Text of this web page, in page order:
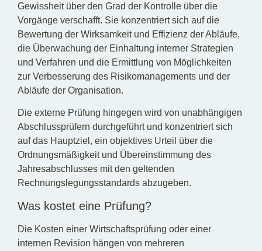
Gewissheit über den Grad der Kontrolle über die
Vorgänge verschafft. Sie konzentriert sich auf die
Bewertung der Wirksamkeit und Effizienz der Abläufe,
die Überwachung der Einhaltung interner Strategien
und Verfahren und die Ermittlung von Möglichkeiten
zur Verbesserung des Risikomanagements und der
Abläufe der Organisation.
Die externe Prüfung hingegen wird von unabhängigen
Abschlussprüfern durchgeführt und konzentriert sich
auf das Hauptziel, ein objektives Urteil über die
Ordnungsmäßigkeit und Übereinstimmung des
Jahresabschlusses mit den geltenden
Rechnungslegungsstandards abzugeben.
Was kostet eine Prüfung?
Die Kosten einer Wirtschaftsprüfung oder einer
internen Revision hängen von mehreren